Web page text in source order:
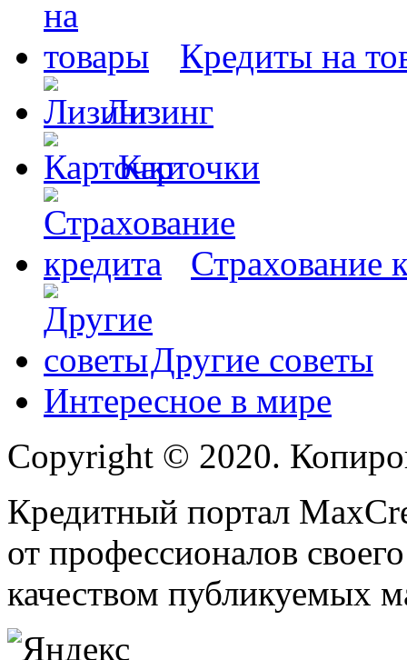
Кредиты на
Лизинг
Карточки
Страхование
Другие советы
Интересное в мире
Copyright © 2020.
Кредитный портал
от профессионалов
качеством публикуемых